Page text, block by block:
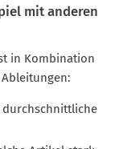
mit anderen
in Kombination
durchschnittliche